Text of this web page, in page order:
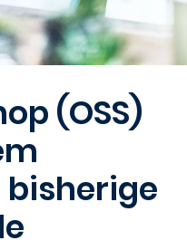
(OSS)
bisherige